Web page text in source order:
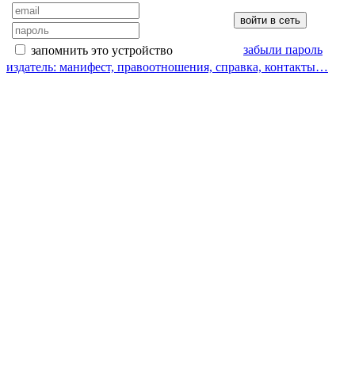
запомнить это устройство
забыли пароль
издатель: манифест, правоотношения, справка, контакты…